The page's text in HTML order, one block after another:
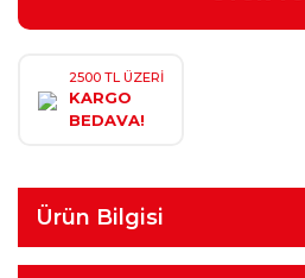
2500 TL ÜZERİ
KARGO
BEDAVA!
Ürün Bilgisi